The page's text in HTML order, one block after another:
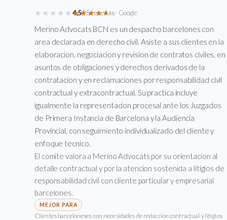
★★★★★★★★★★
4,595 reseñas· Google
Merino Advocats BCN es un despacho barcelones con
area declarada en derecho civil. Asiste a sus clientes en la
elaboracion, negociacion y revision de contratos civiles, en
asuntos de obligaciones y derechos derivados de la
contratacion y en reclamaciones por responsabilidad civil
contractual y extracontractual. Su practica incluye
igualmente la representacion procesal ante los Juzgados
de Primera Instancia de Barcelona y la Audiencia
Provincial, con seguimiento individualizado del cliente y
enfoque tecnico.
El comite valora a Merino Advocats por su orientacion al
detalle contractual y por la atencion sostenida a litigios de
responsabilidad civil con cliente particular y empresarial
barcelones.
Clientes barceloneses con necesidades de redaccion contractual y litigios